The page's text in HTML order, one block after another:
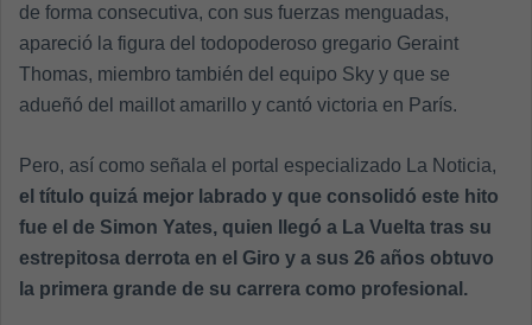
de forma consecutiva, con sus fuerzas menguadas,
apareció la figura del todopoderoso gregario Geraint
Thomas, miembro también del equipo Sky y que se
adueñó del maillot amarillo y cantó victoria en París.
Pero, así como señala el portal especializado La Noticia,
el título quizá mejor labrado y que consolidó este hito
fue el de Simon Yates, quien llegó a La Vuelta tras su
estrepitosa derrota en el Giro y a sus 26 años obtuvo
la primera grande de su carrera como profesional.